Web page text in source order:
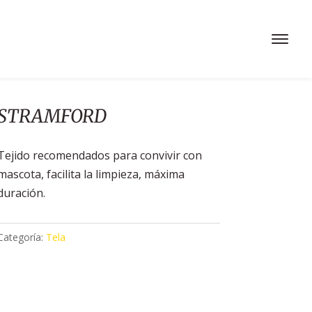
recomendados para convivir con
facilita la limpieza, máxima
Tela